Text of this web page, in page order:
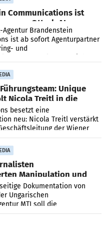
Communications ist
von OtterlyAI
Agentur Brandenstein
ist ab sofort Agenturpartner
und
Unique
Nicola Treitl in die
besetzt eine
neu: Nicola Treitl verstärkt
der Wiener
der Seite von Josef Kalina und
Manipulation und
Dokumentation von
Ungarischen
MTI soll die
Nachrichten-Manipulation und